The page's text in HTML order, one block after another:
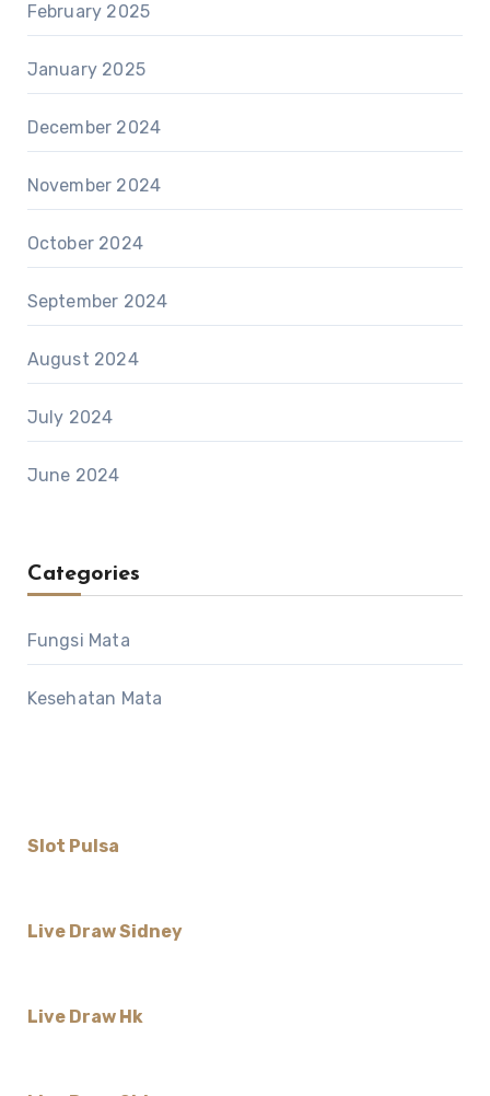
February 2025
January 2025
December 2024
November 2024
October 2024
September 2024
August 2024
July 2024
June 2024
Categories
Fungsi Mata
Kesehatan Mata
Slot Pulsa
Live Draw Sidney
Live Draw Hk